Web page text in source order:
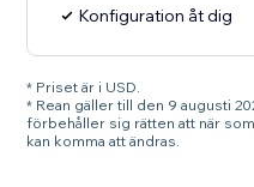
Konfiguration åt dig
* Priset är i USD.
* Rean gäller till den 9 augusti
förbehåller sig rätten att när
kan komma att ändras.